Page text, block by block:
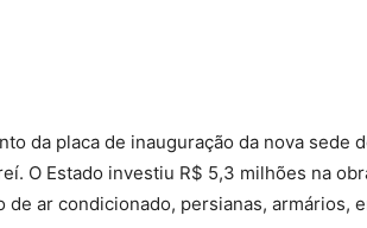
da placa de inauguração da nova sede
O Estado investiu R$ 5,3 milhões na
ar condicionado, persianas, armários,